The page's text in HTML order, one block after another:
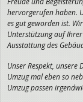
hervorgerufen haben.
es gut geworden ist.
Unterstützung auf
Ausstattung des
Unser Respekt, unsere
Umzug mal eben so
Umzug passen